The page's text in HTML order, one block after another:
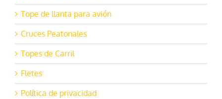
Tope de llanta para avión
Cruces Peatonales
Topes de Carril
Fletes
Política de privacidad